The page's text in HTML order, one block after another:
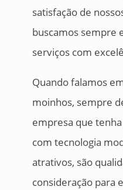
satisfação de
buscamos sempre
serviços com
Quando falamos
moinhos, sempre
empresa que
com tecnologia
atrativos, são
consideração para